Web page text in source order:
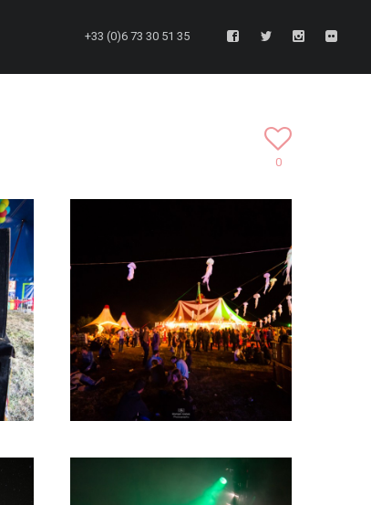
+33 (0)6 73 30 51 35
0